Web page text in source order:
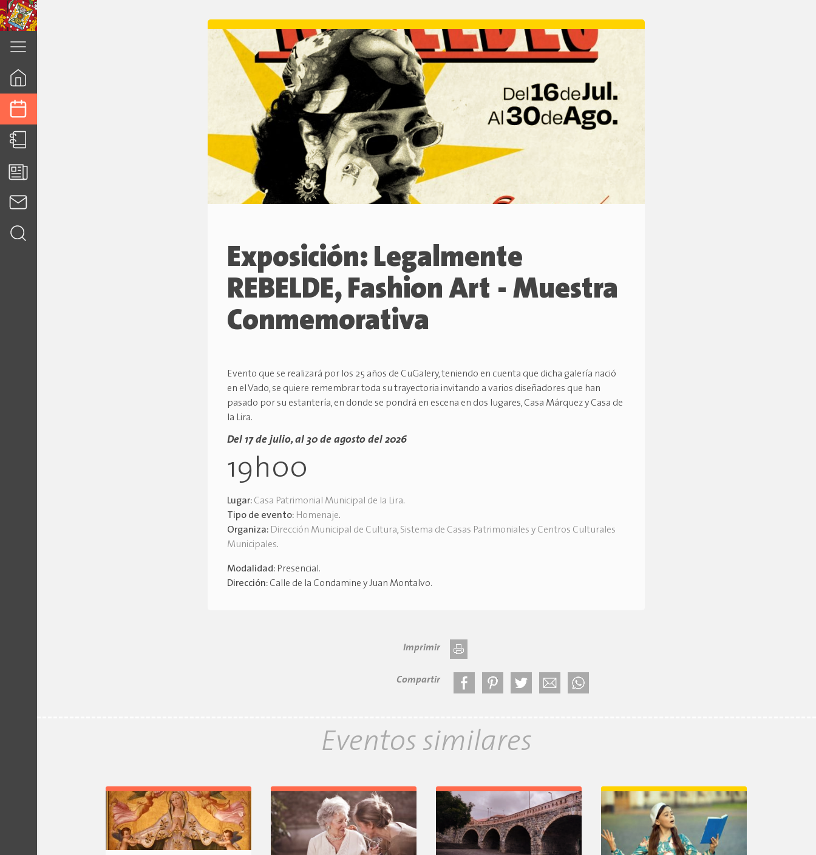
Exposición: Legalmente
REBELDE, Fashion Art - Muestra
Conmemorativa
Evento que se realizará por los 25 años de CuGalery, teniendo en cuenta que dicha galería nació
en el Vado, se quiere remembrar toda su trayectoria invitando a varios diseñadores que han
pasado por su estantería, en donde se pondrá en escena en dos lugares, Casa Márquez y Casa de
la Lira.
Del 17 de julio, al 30 de agosto del 2026
19h00
Lugar: Casa Patrimonial Municipal de la Lira.
Tipo de evento: Homenaje.
Organiza: Dirección Municipal de Cultura, Sistema de Casas Patrimoniales y Centros Culturales
Municipales.
Modalidad: Presencial.
Dirección: Calle de la Condamine y Juan Montalvo.
Imprimir
Compartir
Eventos similares